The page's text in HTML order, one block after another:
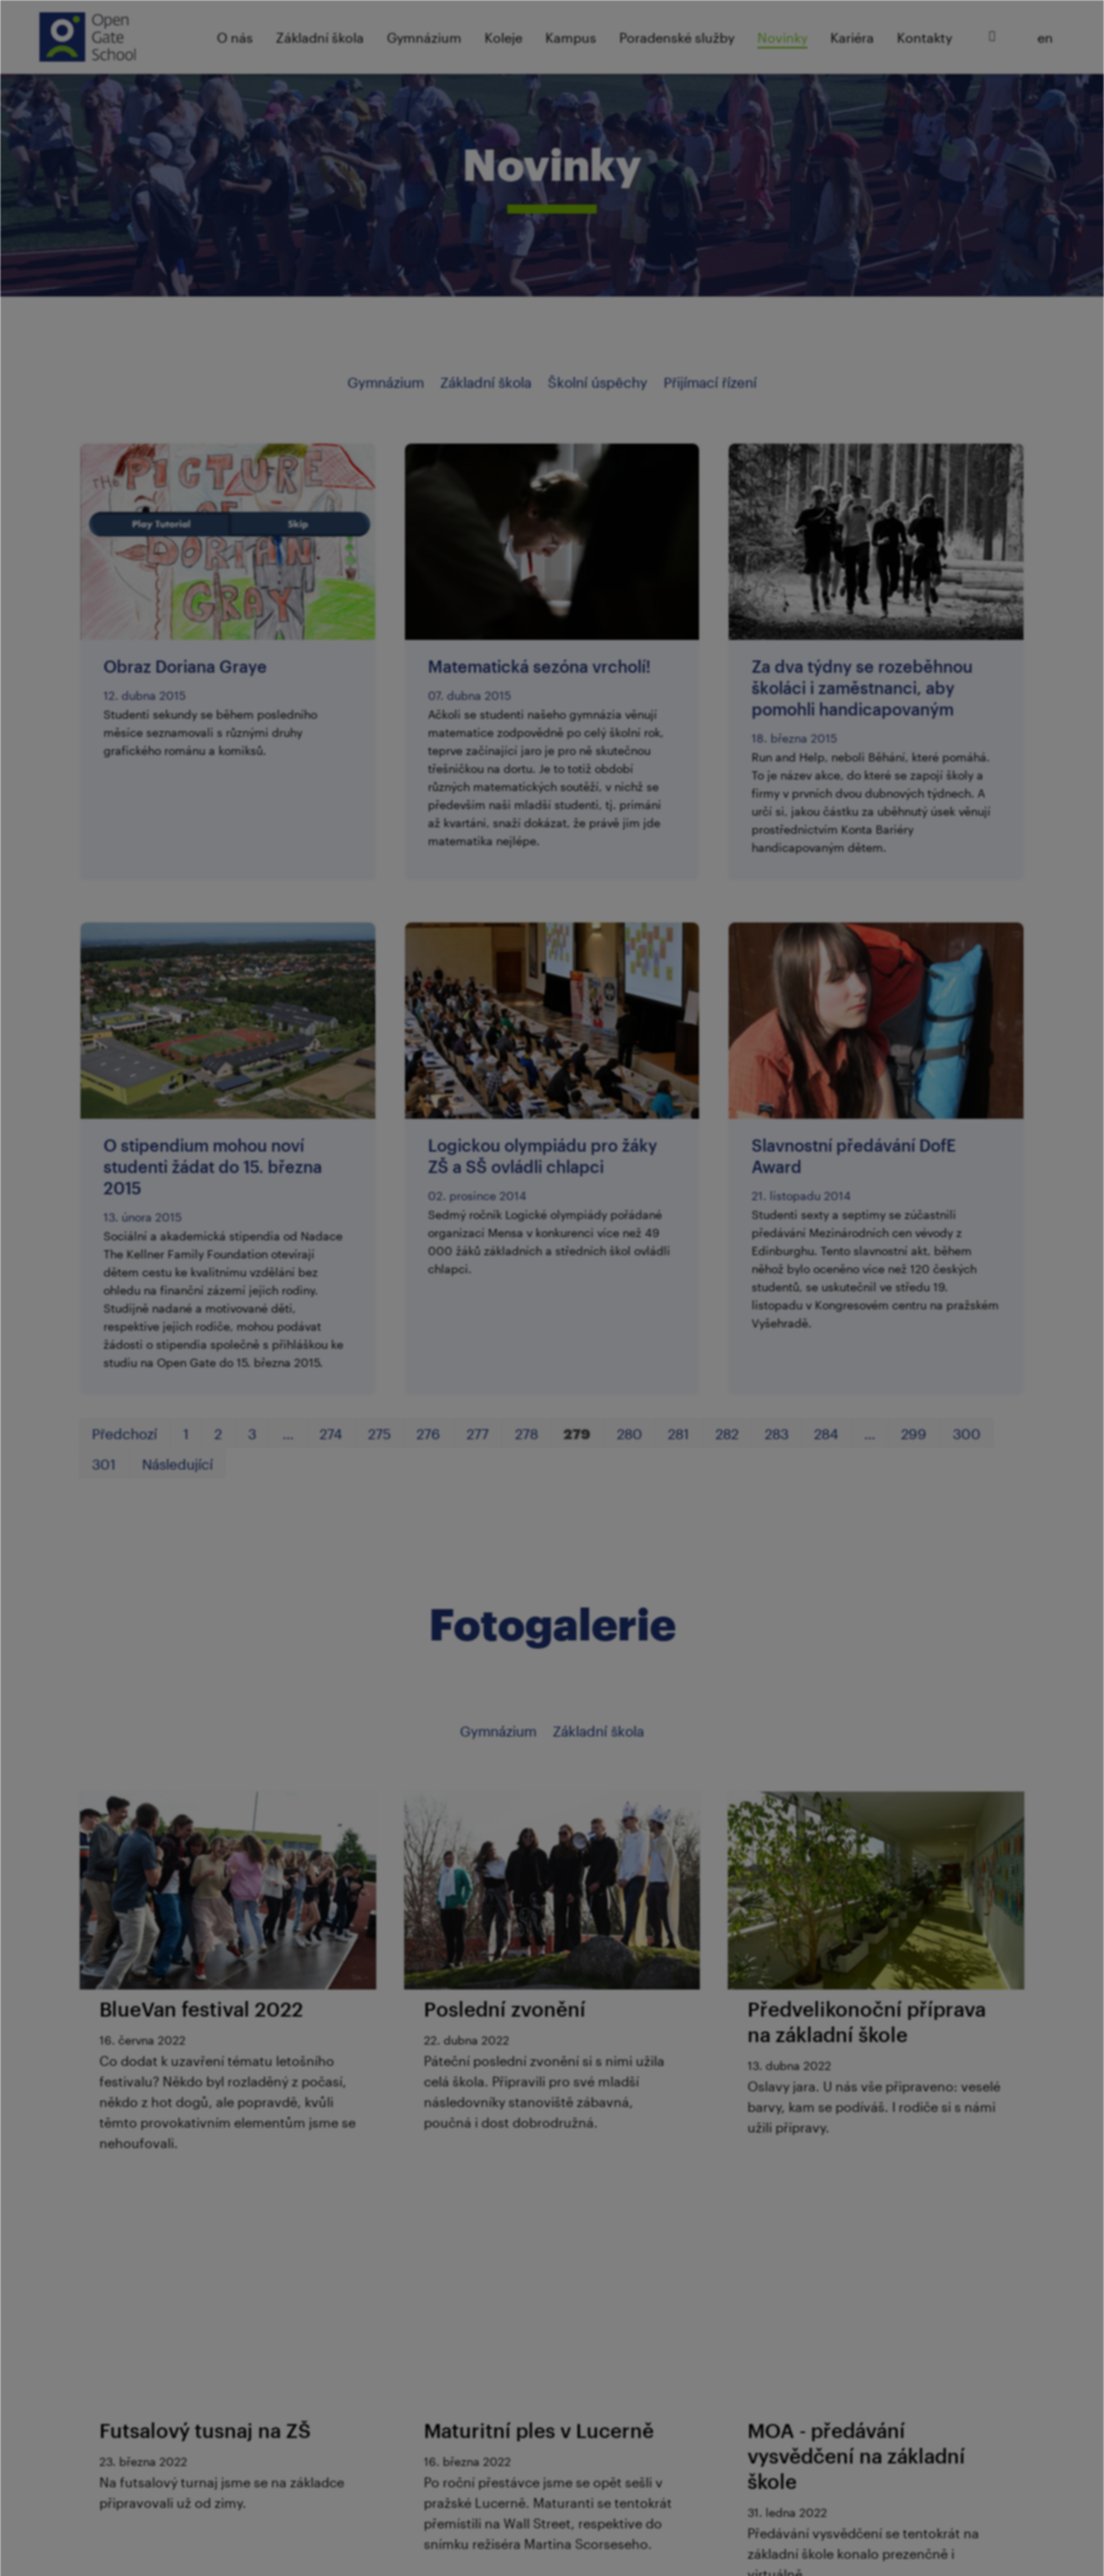
O nás Základní škola Gymnázium Koleje Kampus Poradenské služby Novinky Kariéra Kontakty cz
en
Novinky
Gymnázium Základní škola Školní úspěchy Přijímací řízení
Obraz Doriana Graye
12. dubna 2015
​Studenti sekundy se během posledního
měsíce seznamovali s různými druhy
grafického románu a komiksů.
Matematická sezóna vrcholí!
07. dubna 2015
Ačkoli se studenti našeho gymnázia věnují
matematice zodpovědně po celý školní rok,
teprve začínající jaro je pro ně skutečnou
třešničkou na dortu. Je to totiž období
různých matematických soutěží, v nichž se
především naši mladší studenti, tj. primáni
až kvartáni, snaží dokázat, že právě jim jde
matematika nejlépe.
Za dva týdny se rozeběhnou
školáci i zaměstnanci, aby
pomohli handicapovaným
18. března 2015
Run and Help, neboli Běhání, které pomáhá.
To je název akce, do které se zapojí školy a
firmy v prvních dvou dubnových týdnech. A
určí si, jakou částku za uběhnutý úsek věnují
prostřednictvím Konta Bariéry
handicapovaným dětem.
O stipendium mohou noví
studenti žádat do 15. března
2015
13. února 2015
Sociální a akademická stipendia od Nadace
The Kellner Family Foundation otevírají
dětem cestu ke kvalitnímu vzdělání bez
ohledu na finanční zázemí jejich rodiny.
Studijně nadané a motivované děti,
respektive jejich rodiče, mohou podávat
žádosti o stipendia společně s přihláškou ke
studiu na Open Gate do 15. března 2015.
Logickou olympiádu pro žáky
ZŠ a SŠ ovládli chlapci
02. prosince 2014
Sedmý ročník Logické olympiády pořádané
organizací Mensa v konkurenci více než 49
000 žáků základních a středních škol ovládli
chlapci.
​Slavnostní předávání DofE
Award
21. listopadu 2014
Studenti sexty a septimy se zúčastnili
předávání Mezinárodních cen vévody z
Edinburghu. Tento slavnostní akt, během
něhož bylo oceněno více než 120 českých
studentů, se uskutečnil ve středu 19.
listopadu v Kongresovém centru na pražském
Vyšehradě.
Předchozí 1 2 3 274 275 276 277 278 279 280 281 282 283 284 299
300
301
Následující
Fotogalerie
Gymnázium Základní škola
BlueVan festival 2022
16. června 2022
Co dodat k uzavření tématu letošního
festivalu? Někdo byl rozladěný z počasí,
někdo z hot dogů, ale popravdě, kvůli
těmto provokativním elementům jsme se
nehoufovali.
Poslední zvonění
22. dubna 2022
Páteční poslední zvonění si s nimi užila
celá škola. Připravili pro své mladší
následovníky stanoviště zábavná,
poučná i dost dobrodružná.
Předvelikonoční příprava
na základní škole
13. dubna 2022
Oslavy jara. U nás vše připraveno: veselé
barvy, kam se podíváš. I rodiče si s námi
užili přípravy.
Futsalový tusnaj na ZŠ
23. března 2022
Na futsalový turnaj jsme se na základce
připravovali už od zimy.
Maturitní ples v Lucerně
16. března 2022
Po roční přestávce jsme se opět sešli v
pražské Lucerně. Maturanti se tentokrát
přemístili na Wall Street, respektive do
snímku režiséra Martina Scorseseho.
MOA - předávání
vysvědčení na základní
škole
31. ledna 2022
Předávání vysvědčení se tentokrát na
základní škole konalo prezenčně i